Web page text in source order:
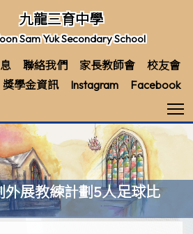
九龍三育中學
Sam Yuk Secondary School
聯絡我們 家長教師會
校友會
獎學金資訊
Instagram Facebook
外展教練計劃5人足球比